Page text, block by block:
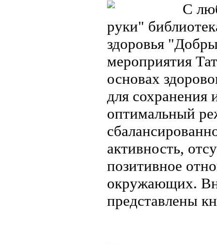
С
руки"
здоровья
мероприятия
основах
для сохранения
оптимальный
активность,
позитивное
окружающих.
представлены